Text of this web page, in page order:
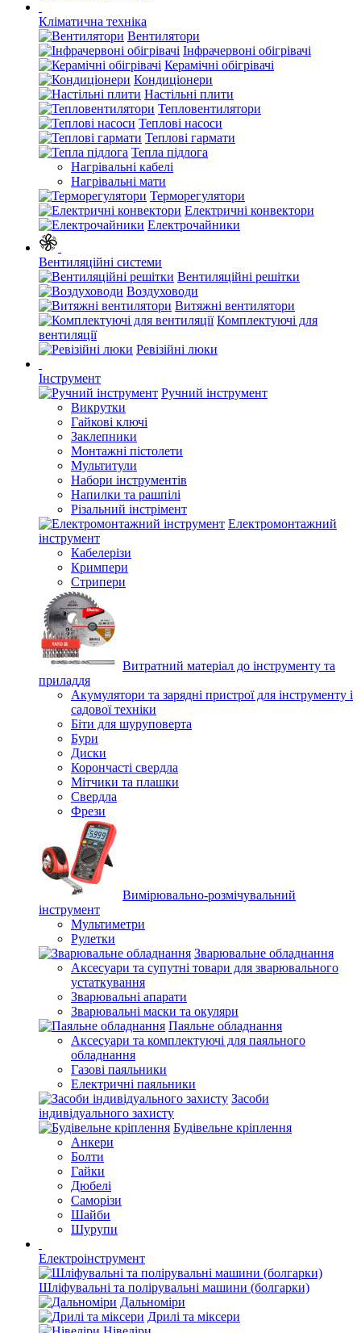
Кліматична техніка
Вентилятори
Інфрачервоні обігрівачі
Керамічні обігрівачі
Кондиціонери
Настільні плити
Тепловентилятори
Теплові насоси
Теплові гармати
Тепла підлога
Нагрівальні кабелі
Нагрівальні мати
Терморегулятори
Електричні конвектори
Електрочайники
Вентиляційні системи
Вентиляційні решітки
Воздуховоди
Витяжні вентилятори
Комплектуючі для
вентиляції
Ревізійні люки
Інструмент
Ручний інструмент
Викрутки
Гайкові ключі
Заклепники
Монтажні пістолети
Мультитули
Набори інструментів
Напилки та рашпілі
Різальний інстрімент
Електромонтажний
інструмент
Кабелерізи
Кримпери
Стрипери
Витратний матеріал до інструменту та
приладдя
Акумулятори та зарядні пристрої для інструменту і
садової техніки
Біти для шуруповерта
Бури
Диски
Корончасті свердла
Мітчики та плашки
Свердла
Фрези
Вимірювально-розмічувальний
інструмент
Мультиметри
Рулетки
Зварювальне обладнання
Аксесуари та супутні товари для зварювального
устаткування
Зварювальні апарати
Зварювальні маски та окуляри
Паяльне обладнання
Аксесуари та комплектуючі для паяльного
обладнання
Газові паяльники
Електричні паяльники
Засоби
індивідуального захисту
Будівельне кріплення
Анкери
Болти
Гайки
Дюбелі
Саморізи
Шайби
Шурупи
Електроінструмент
Шліфувальні та полірувальні машини (болгарки)
Дальноміри
Дрилі та міксери